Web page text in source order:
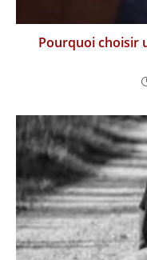
Pourquoi choisir